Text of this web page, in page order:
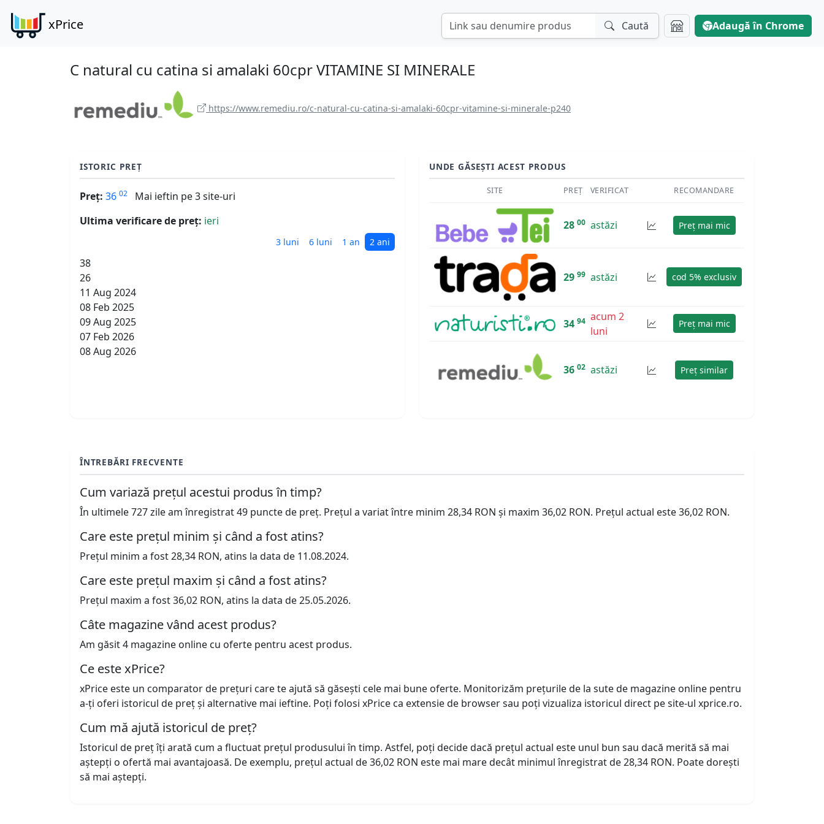
xPrice Caută Adaugă în Chrome
C natural cu catina si amalaki 60cpr VITAMINE SI MINERALE
https://www.remediu.ro/c-natural-cu-catina-si-amalaki-60cpr-vitamine-si-minerale-p240
ISTORIC PREȚ
Preț: 36 02
Mai ieftin pe 3 site-uri
Ultima verificare de preț: ieri
3 luni 6 luni 1 an 2 ani
38
26
11 Aug 2024
08 Feb 2025
09 Aug 2025
07 Feb 2026
08 Aug 2026
UNDE GĂSEȘTI ACEST PRODUS
SITE PREȚ VERIFICAT RECOMANDARE
28 00 astăzi Preț mai mic
29 99 astăzi cod 5% exclusiv
34 94 acum 2
luni
Preț mai mic
36 02 astăzi Preț similar
ÎNTREBĂRI FRECVENTE
Cum variază prețul acestui produs în timp?
În ultimele 727 zile am înregistrat 49 puncte de preț. Prețul a variat între minim 28,34 RON și maxim 36,02 RON. Prețul actual este 36,02 RON.
Care este prețul minim și când a fost atins?
Prețul minim a fost 28,34 RON, atins la data de 11.08.2024.
Care este prețul maxim și când a fost atins?
Prețul maxim a fost 36,02 RON, atins la data de 25.05.2026.
Câte magazine vând acest produs?
Am găsit 4 magazine online cu oferte pentru acest produs.
Ce este xPrice?
xPrice este un comparator de prețuri care te ajută să găsești cele mai bune oferte. Monitorizăm prețurile de la sute de magazine online pentru
a-ți oferi istoricul de preț și alternative mai ieftine. Poți folosi xPrice ca extensie de browser sau poți vizualiza istoricul direct pe site-ul xprice.ro.
Cum mă ajută istoricul de preț?
Istoricul de preț îți arată cum a fluctuat prețul produsului în timp. Astfel, poți decide dacă prețul actual este unul bun sau dacă merită să mai
aștepți o ofertă mai avantajoasă. De exemplu, prețul actual de 36,02 RON este mai mare decât minimul înregistrat de 28,34 RON. Poate dorești
să mai aștepți.